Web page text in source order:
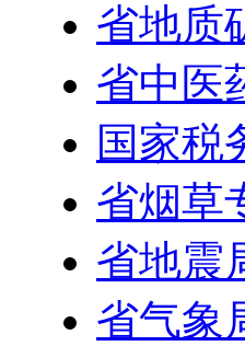
省地质
省中医
国家税
省烟草
省地震
省气象